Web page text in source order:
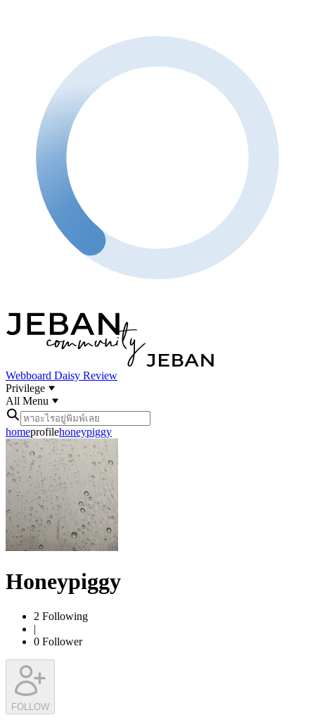
Webboard Daisy Review
Privilege
All Menu
homeprofilehoneypiggy
Honeypiggy
2 Following
|
0 Follower
FOLLOW